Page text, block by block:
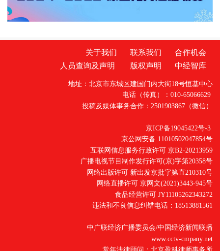
关于我们 联系我们
合作机会
人员查询及声明
版权声明 中经智库
地址：北京市东城区建国门内大街18号恒基中心
电话（传真）：010-65066629
投稿及媒体事务合作：2501903867（微信）
京ICP备19045422号-3
京公网安备 11010502047854号
互联网信息服务行政许可 京B2-20213959
广播电视节目制作发行许可(京)字第20358号
网络出版许可 新出发京批字第直210310号
网络直播许可 京网文(2021)3443-945号
食品经营许可 JY11105262343272
违法和不良信息纠错电话：18513881561
中广联经济广播委员会/中国经济新闻联播
www.cctv-cmpany.net